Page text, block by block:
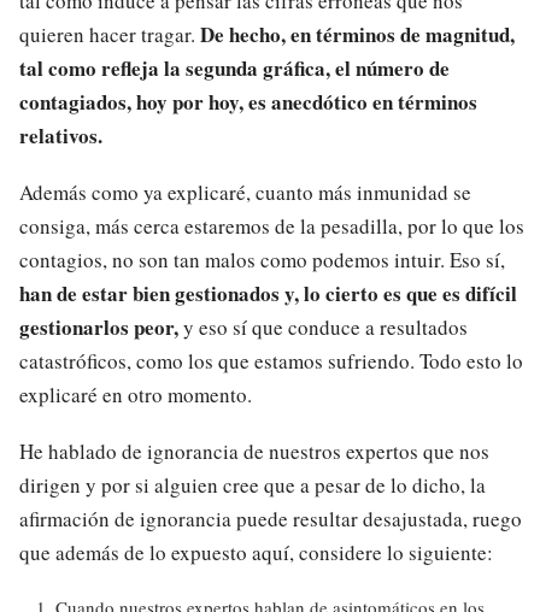
quieren hacer tragar. De hecho, en términos de magnitud,
tal como refleja la segunda gráfica, el número de
contagiados, hoy por hoy, es anecdótico en términos
relativos.
Además como ya explicaré, cuanto más inmunidad se
consiga, más cerca estaremos de la pesadilla, por lo que los
contagios, no son tan malos como podemos intuir. Eso sí,
han de estar bien gestionados y, lo cierto es que es difícil
gestionarlos peor,y eso sí que conduce a resultados
catastróficos, como los que estamos sufriendo. Todo esto lo
explicaré en otro momento.
He hablado de ignorancia de nuestros expertos que nos
dirigen y por si alguien cree que a pesar de lo dicho, la
afirmación de ignorancia puede resultar desajustada, ruego
que además de lo expuesto aquí, considere lo siguiente: